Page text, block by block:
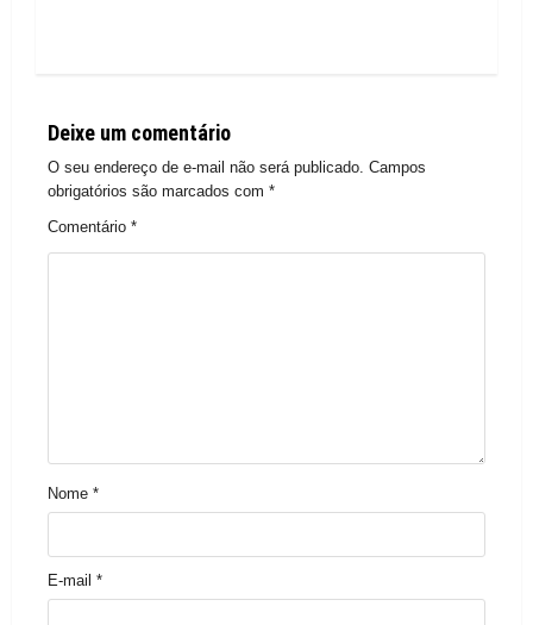
Deixe um comentário
O seu endereço de e-mail não será publicado. Campos
obrigatórios são marcados com *
Comentário *
Nome *
E-mail *